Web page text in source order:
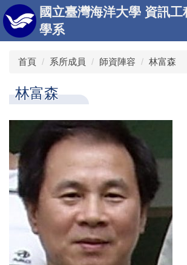
跳
到
主
國立臺灣海洋大學 資訊工
學系
首頁 系所成員 師資陣容 林富森
林富森